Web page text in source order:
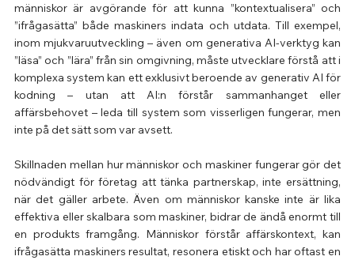
människor är avgörande för att kunna ”kontextualisera” och
”ifrågasätta” både maskiners indata och utdata. Till exempel,
inom mjukvaruutveckling – även om generativa AI-verktyg kan
”läsa” och ”lära” från sin omgivning, måste utvecklare förstå att i
komplexa system kan ett exklusivt beroende av generativ AI för
kodning – utan att AI:n förstår sammanhanget eller
affärsbehovet – leda till system som visserligen fungerar, men
inte på det sätt som var avsett.
Skillnaden mellan hur människor och maskiner fungerar gör det
nödvändigt för företag att tänka partnerskap, inte ersättning,
när det gäller arbete. Även om människor kanske inte är lika
effektiva eller skalbara som maskiner, bidrar de ändå enormt till
en produkts framgång. Människor förstår affärskontext, kan
ifrågasätta maskiners resultat, resonera etiskt och har oftast en